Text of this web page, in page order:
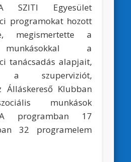
SZITI Egyesület
programokat hozott
megismertette a
a
tanácsadás alapjait,
a szuperviziót,
Álláskereső Klubban
munkások
programban 17
32 programelem